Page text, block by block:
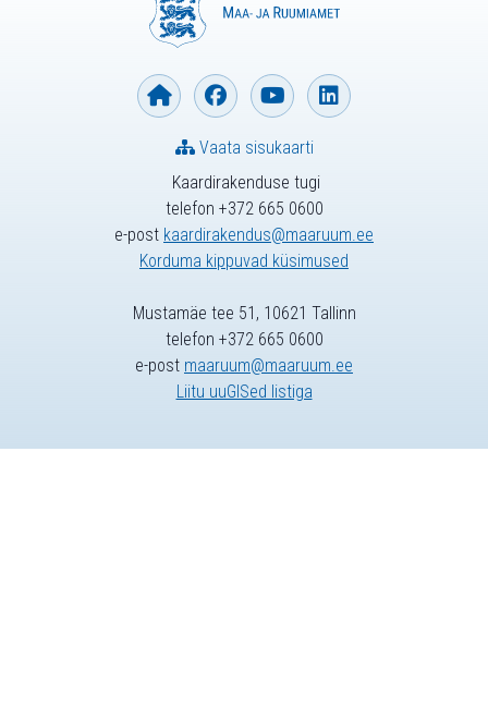
Kaardirakenduse tugi
telefon +372 665 0600
e-post kaardirakendus@maaruum.ee
Korduma kippuvad küsimused
Vaata sisukaarti
Mustamäe tee 51, 10621 Tallinn
telefon +372 665 0600
e-post maaruum@maaruum.ee
Liitu uuGISed listiga